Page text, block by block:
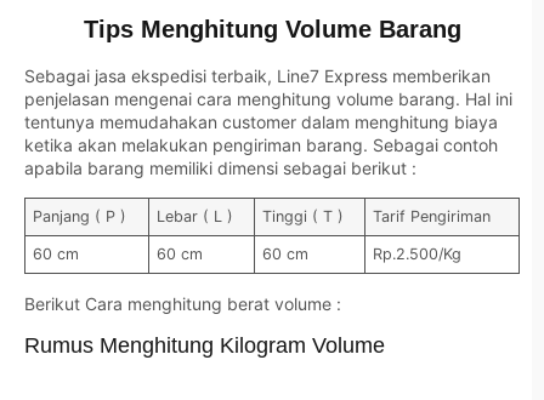
Tips Menghitung Volume Barang
Sebagai jasa ekspedisi terbaik, Line7 Express memberikan
penjelasan mengenai cara menghitung volume barang. Hal ini
tentunya memudahakan customer dalam menghitung biaya
ketika akan melakukan pengiriman barang. Sebagai contoh
apabila barang memiliki dimensi sebagai berikut :
Panjang ( P ) Lebar ( L ) Tinggi ( T ) Tarif Pengiriman
60 cm 60 cm 60 cm Rp.2.500/Kg
Berikut Cara menghitung berat volume :
Rumus Menghitung Kilogram Volume